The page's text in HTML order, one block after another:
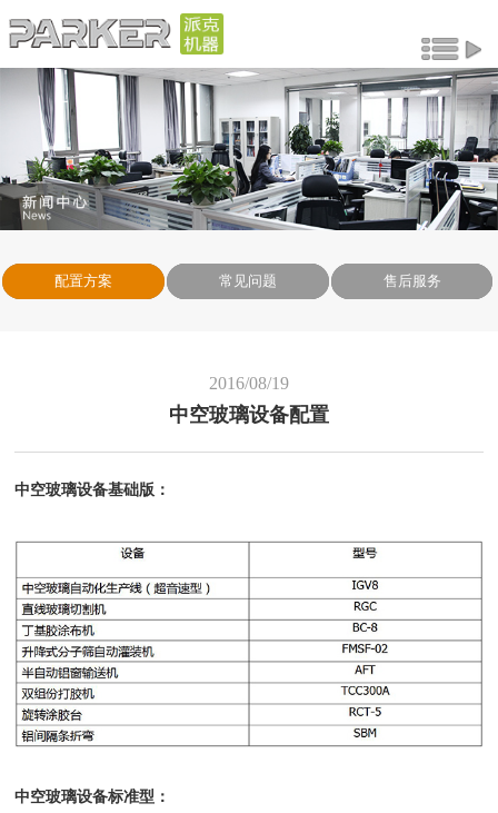
配置方案 常见问题 售后服务
2016/08/19
中空玻璃设备配置
中空玻璃设备基础版 ：
中空玻璃设备标准型：